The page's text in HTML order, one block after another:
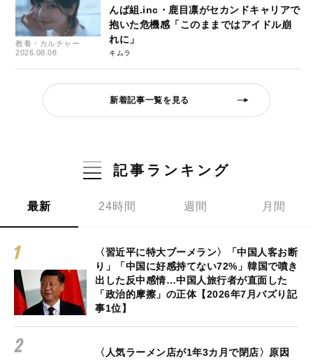
教養・カルチャー
2026.08.08
んぱ組.inc・鹿目凛がセカンドキャリアで
抱いた危機感「このままではアイドル崩
れに」
キムラ
新着記事一覧を見る
記事ランキング
最新 24時間 週間 月間
〈習近平に特大ブーメラン〉「中国人客お断
り」「中国に好感持てない72%」韓国で噴き
出した反中感情…中国人旅行者が直面した
「政治的摩擦」の正体【2026年7月バズり記
事1位】
〈人気ラーメン店が1年3カ月で閉店〉原因